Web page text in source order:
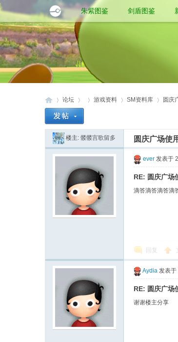
朱紫图鉴 剑盾图鉴
»
论坛
› ›
游戏资料 SM资料库 圆庆
楼主: 髅髅宫歌留多 圆庆广场使
ever 发表于
RE: 圆庆广场
滴答滴答滴答滴
回复
Aydia 发表
RE: 圆庆广场
谢谢楼主分享